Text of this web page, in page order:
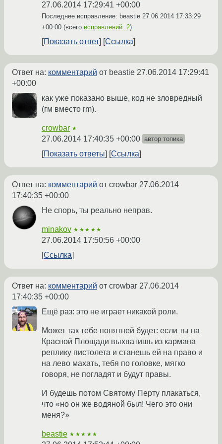
27.06.2014 17:29:41 +00:00
Последнее исправление: beastie 27.06.2014 17:33:29
+00:00 (всего исправлений: 2)
Показать ответ Ссылка
Ответ на: комментарий от beastie 27.06.2014 17:29:41
+00:00
как уже показано выше, код не зловредный
(гм вместо rm).
crowbar ★
27.06.2014 17:40:35 +00:00 автор топика
Показать ответы Ссылка
Ответ на: комментарий от crowbar 27.06.2014
17:40:35 +00:00
Не спорь, ты реально неправ.
minakov ★★★★★
27.06.2014 17:50:56 +00:00
Ссылка
Ответ на: комментарий от crowbar 27.06.2014
17:40:35 +00:00
Ещё раз: это не играет никакой роли.
Может так тебе понятней будет: если ты на
Красной Площади выхватишь из кармана
реплику пистолета и станешь ей на право и
на лево махать, тебя по головке, мягко
говоря, не погладят и будут правы.
И будешь потом Святому Перту плакаться,
что «но он же водяной был! Чего это они
меня?»
beastie ★★★★★